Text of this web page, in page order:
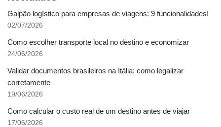
Galpão logístico para empresas de viagens: 9 funcionalidades!
02/07/2026
Como escolher transporte local no destino e economizar
24/06/2026
Validar documentos brasileiros na Itália: como legalizar
corretamente
19/06/2026
Como calcular o custo real de um destino antes de viajar
17/06/2026